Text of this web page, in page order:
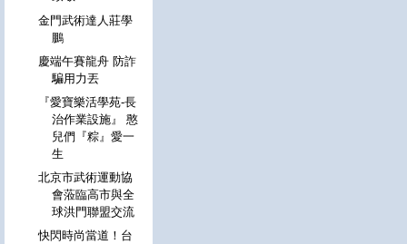
金門武術達人莊學
鵬
慶端午賽龍舟 防詐
騙用力丟
『愛寶樂活學苑-長
治作業設施』 憨
兒們『粽』愛一
生
北京市武術運動協
會蒞臨高市與全
球洪門聯盟交流
快閃時尚當道！台